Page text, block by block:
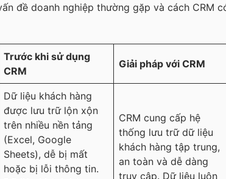
đề doanh nghiệp thường gặp và cách CRM
Trước khi sử dụng
CRM
Giải pháp với CRM
Dữ liệu khách hàng
được lưu trữ lộn xộn
trên nhiều nền tảng
(Excel, Google
Sheets), dễ bị mất
hoặc bị lỗi thông tin.
CRM cung cấp hệ
thống lưu trữ dữ liệu
khách hàng tập trung,
an toàn và dễ dàng
truy cập. Dữ liệu luôn